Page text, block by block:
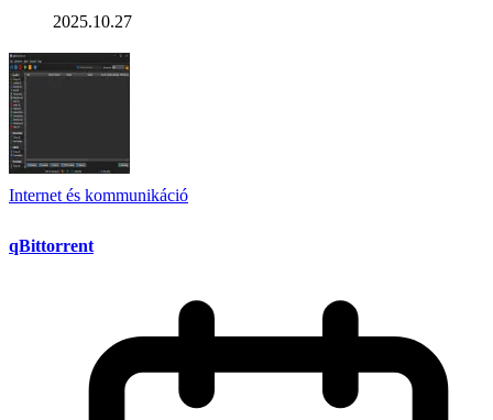
2025.10.27
Internet és kommunikáció
qBittorrent